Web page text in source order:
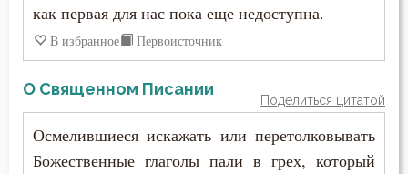
как первая для нас пока еще недоступна.
В избранное Первоисточник
О Священном Писании
Поделиться цитатой
Осмелившиеся искажать или перетолковывать
Божественные глаголы пали в грех, который